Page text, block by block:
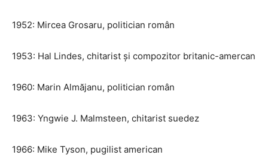
1952: Mircea Grosaru, politician român
1953: Hal Lindes, chitarist și compozitor britanic-amercan
1960: Marin Almăjanu, politician român
1963: Yngwie J. Malmsteen, chitarist suedez
1966: Mike Tyson, pugilist american